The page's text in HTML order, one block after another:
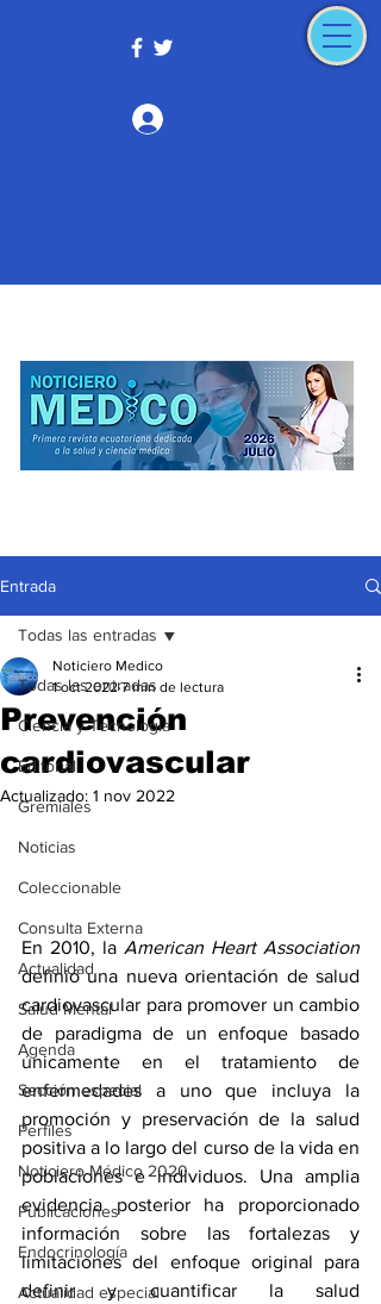
Entrada
Todas las entradas
Ciencia y Tecnología
Editorial
Gremiales
Noticias
Coleccionable
Consulta Externa
Actualidad
Salud Mental
Agenda
Sección especial
Perfiles
Noticiero Médico 2020
Publicaciones
Endocrinología
Actualidad especial
Todas las entradas
Prevención
cardiovascular
Noticiero Medico
1 oct 2022 7 min de lectura
Actualizado: 1 nov 2022
En 2010, la American Heart Association
definió una nueva orientación de salud
cardiovascular para promover un cambio
de paradigma de un enfoque basado
únicamente en el tratamiento de
enfermedades a uno que incluya la
promoción y preservación de la salud
positiva a lo largo del curso de la vida en
poblaciones e individuos. Una amplia
evidencia posterior ha proporcionado
información sobre las fortalezas y
limitaciones del enfoque original para
definir y cuantificar la salud